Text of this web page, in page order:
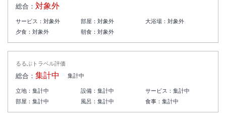
総合： 対象外
サービス： 対象外 部屋： 対象外 大浴場：対象外
夕食： 対象外 朝食： 対象外
るるぶトラベル評価
総合： 集計中 集計中
立地： 集計中 設備： 集計中 サービス：集計中
部屋： 集計中 風呂： 集計中 食事：集計中